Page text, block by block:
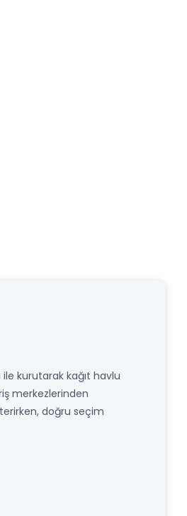
ile kurutarak kağıt havlu
merkezlerinden
doğru seçim